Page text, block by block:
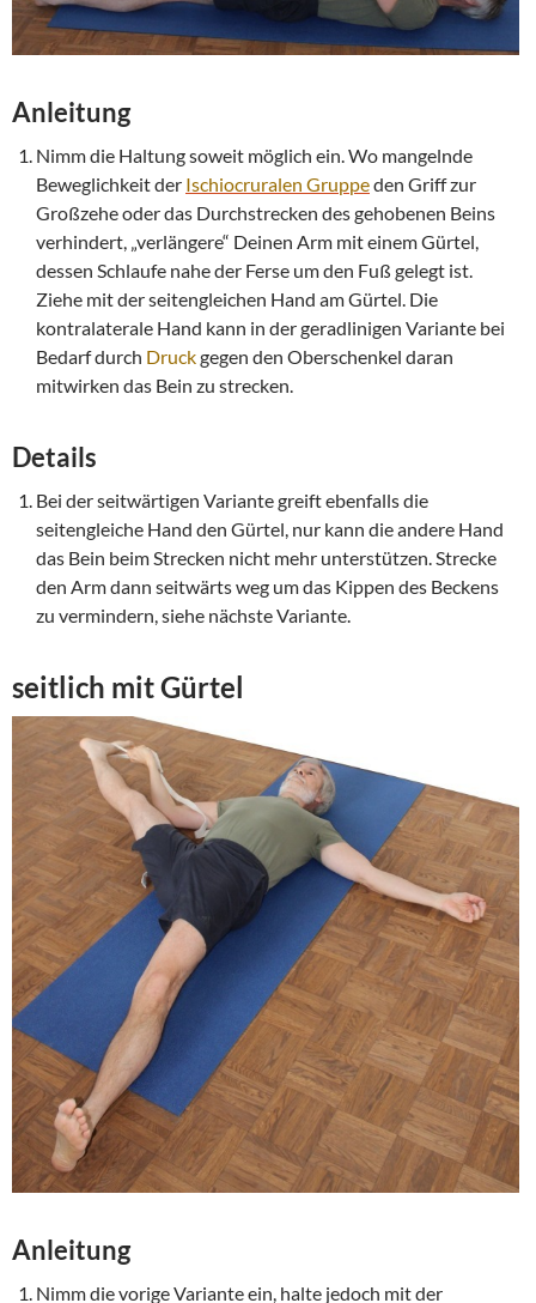
Anleitung
Nimm die Haltung soweit möglich ein. Wo mangelnde
Beweglichkeit der Ischiocruralen Gruppeden Griff zur
Großzehe oder das Durchstrecken des gehobenen Beins
verhindert, „verlängere“ Deinen Arm mit einem Gürtel,
dessen Schlaufe nahe der Ferse um den Fuß gelegt ist.
Ziehe mit der seitengleichen Hand am Gürtel. Die
kontralaterale Hand kann in der geradlinigen Variante bei
Bedarf durch Druckgegen den Oberschenkel daran
mitwirken das Bein zu strecken.
Details
Bei der seitwärtigen Variante greift ebenfalls die
seitengleiche Hand den Gürtel, nur kann die andere Hand
das Bein beim Strecken nicht mehr unterstützen. Strecke
den Arm dann seitwärts weg um das Kippen des Beckens
zu vermindern, siehe nächste Variante.
seitlich mit Gürtel
Anleitung
Nimm die vorige Variante ein, halte jedoch mit der